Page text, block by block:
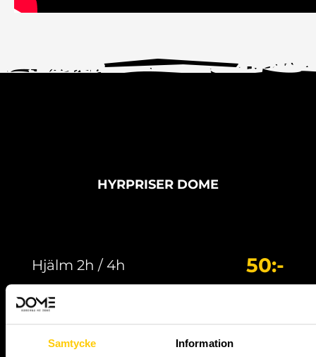
Samtycke Information
HYRPRISER DOME
Hjälm 2h / 4h 50:-